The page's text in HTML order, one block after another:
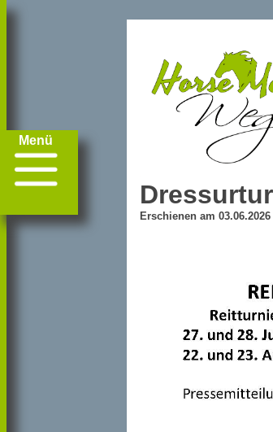
Erschienen am 03.06.2026
Menü